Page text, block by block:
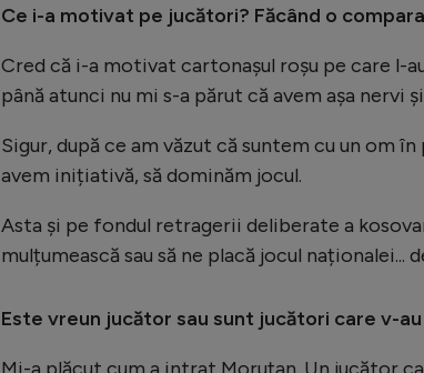
Ce i-a motivat pe jucători? Făcând o
Cred că i-a motivat cartonașul roșu pe care l-
până atunci nu mi s-a părut că avem așa nervi
Sigur, după ce am văzut că suntem cu un om
avem inițiativă, să dominăm jocul.
Asta și pe fondul retragerii deliberate a
mulțumească sau să ne placă jocul naționalei...
Este vreun jucător sau sunt jucători care v-